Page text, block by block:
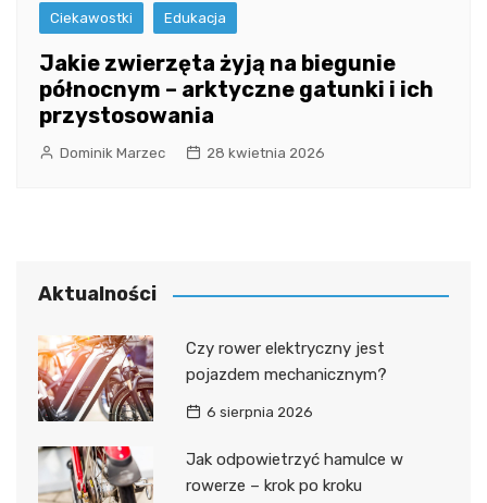
Ciekawostki Edukacja
Jakie zwierzęta żyją na biegunie
północnym – arktyczne gatunki i ich
przystosowania
Dominik Marzec 28 kwietnia 2026
Aktualności
Czy rower elektryczny jest
pojazdem mechanicznym?
6 sierpnia 2026
Jak odpowietrzyć hamulce w
rowerze – krok po kroku